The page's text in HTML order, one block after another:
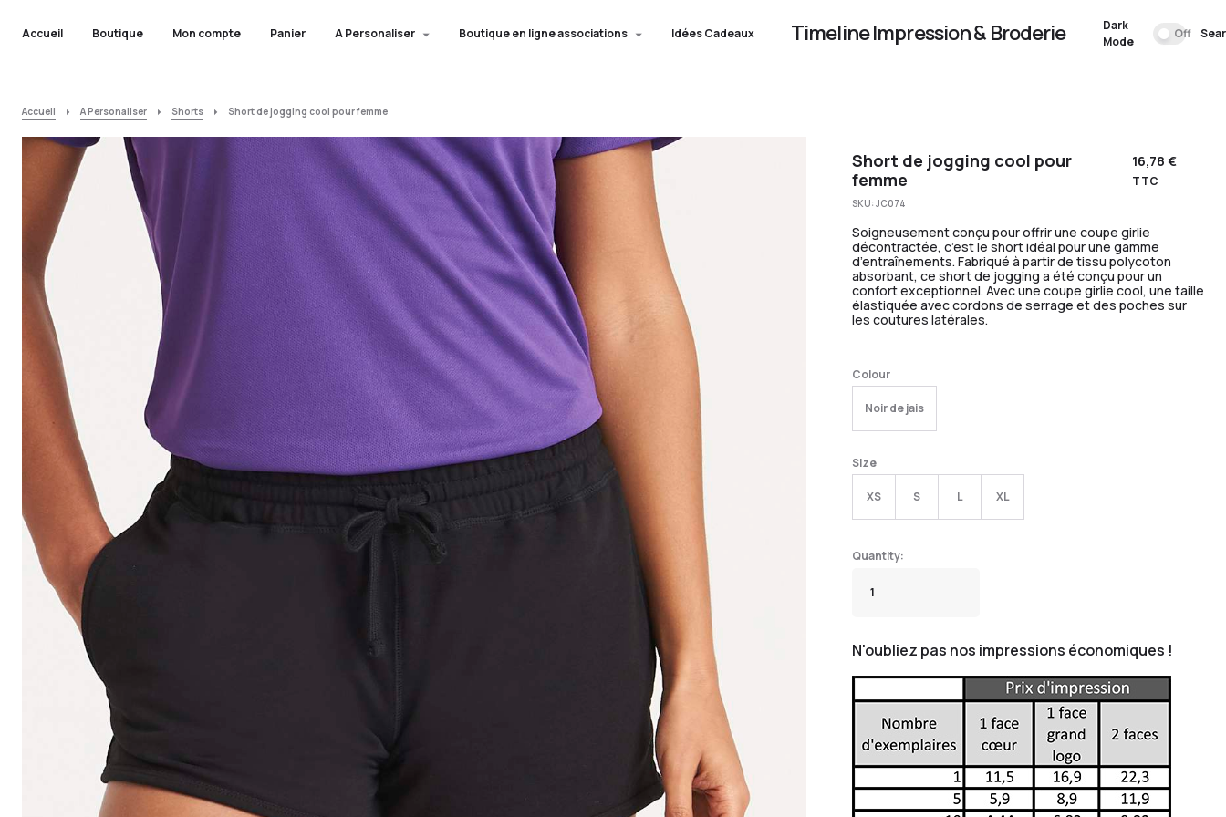
Accueil Boutique Mon compte Panier A Personaliser Boutique en ligne associations Idées Cadeaux Timeline Impression & Broderie
Dark
Mode
Off
Accueil A Personaliser Shorts Short de jogging cool pour femme
Short de jogging cool pour
femme
16,78 €
TTC
SKU:JC074
Soigneusement conçu pour offrir une coupe girlie
décontractée, c’est le short idéal pour une gamme
d’entraînements. Fabriqué à partir de tissu polycoton
absorbant, ce short de jogging a été conçu pour un
confort exceptionnel. Avec une coupe girlie cool, une taille
élastiquée avec cordons de serrage et des poches sur
les coutures latérales.
Colour
Noir de jais
Size
XS S L XL
N'oubliez pas nos impressions économiques !